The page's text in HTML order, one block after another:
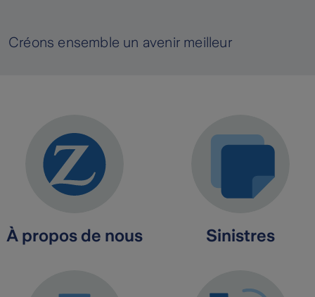
Créons ensemble un avenir meilleur
À propos de nous Sinistres